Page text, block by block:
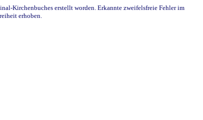
Kirchenbuches erstellt worden. Erkannte zweifelsfreie Fehler im
erhoben.